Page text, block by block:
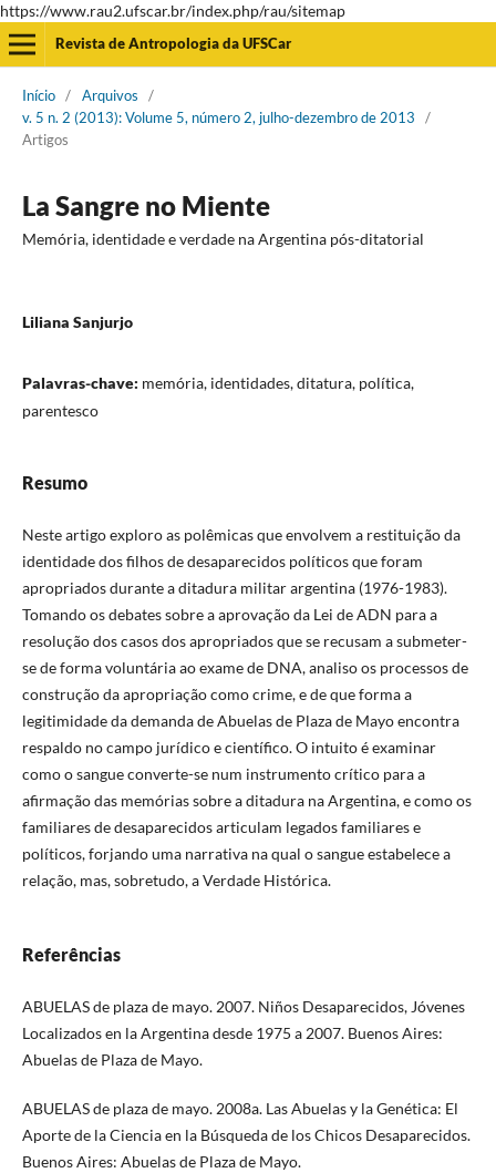
https://www.rau2.ufscar.br/index.php/rau/sitemap
Revista de Antropologia da UFSCar
Início / Arquivos
/
v. 5 n. 2 (2013): Volume 5, número 2, julho-dezembro de 2013
/
Artigos
La Sangre no Miente
Memória, identidade e verdade na Argentina pós-ditatorial
Liliana Sanjurjo
Palavras-chave: memória, identidades, ditatura, política,
parentesco
Resumo
Neste artigo exploro as polêmicas que envolvem a restituição da
identidade dos filhos de desaparecidos políticos que foram
apropriados durante a ditadura militar argentina (1976-1983).
Tomando os debates sobre a aprovação da Lei de ADN para a
resolução dos casos dos apropriados que se recusam a submeter-
se de forma voluntária ao exame de DNA, analiso os processos de
construção da apropriação como crime, e de que forma a
legitimidade da demanda de Abuelas de Plaza de Mayo encontra
respaldo no campo jurídico e científico. O intuito é examinar
como o sangue converte-se num instrumento crítico para a
afirmação das memórias sobre a ditadura na Argentina, e como os
familiares de desaparecidos articulam legados familiares e
políticos, forjando uma narrativa na qual o sangue estabelece a
relação, mas, sobretudo, a Verdade Histórica.
Referências
ABUELAS de plaza de mayo. 2007. Niños Desaparecidos, Jóvenes
Localizados en la Argentina desde 1975 a 2007. Buenos Aires:
Abuelas de Plaza de Mayo.
ABUELAS de plaza de mayo. 2008a. Las Abuelas y la Genética: El
Aporte de la Ciencia en la Búsqueda de los Chicos Desaparecidos.
Buenos Aires: Abuelas de Plaza de Mayo.